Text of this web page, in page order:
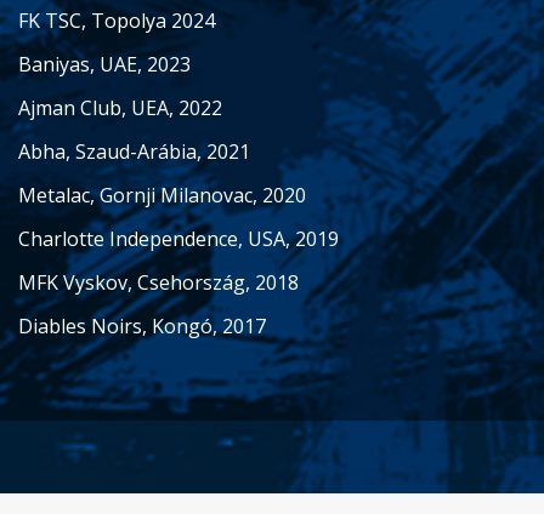
FK TSC, Topolya 2024
Baniyas, UAE, 2023
Ajman Club, UEA, 2022
Abha, Szaud-Arábia, 2021
Metalac, Gornji Milanovac, 2020
Charlotte Independence, USA, 2019
MFK Vyskov, Csehország, 2018
Diables Noirs, Kongó, 2017